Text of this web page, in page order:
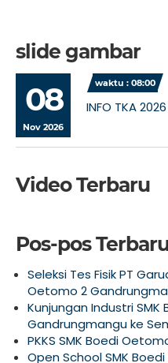
slide gambar
08
Nov 2026
waktu : 08:00
INFO TKA 2026
Video Terbaru
Pos-pos
Seleksi Tes Fisik PT
Oetomo 2
Kunjungan Industri
Gandrungmangu ke
PKKS SMK Boedi
Open School SMK